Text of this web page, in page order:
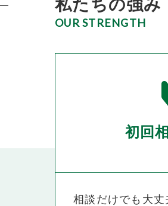
私たちの強み
OUR STRENGTH
初回
相談だけでも大